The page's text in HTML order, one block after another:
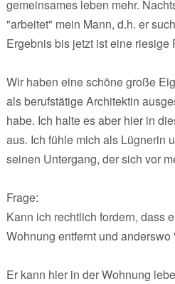
gemeinsames leben mehr.
"arbeitet" mein Mann, d.h. er
Ergebnis bis jetzt ist eine riesige
Wir haben eine schöne große
als berufstätige Architektin
habe. Ich halte es aber hier in
aus. Ich fühle mich als Lügnerin
seinen Untergang, der sich vor
Frage:
Kann ich rechtlich fordern, dass
Wohnung entfernt und anderswo
Er kann hier in der Wohnung